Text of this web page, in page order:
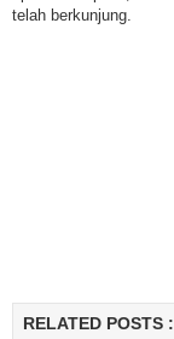
telah berkunjung.
RELATED POSTS :